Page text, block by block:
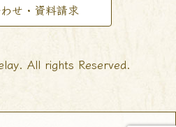
せ・資料請求
All rights Reserved.